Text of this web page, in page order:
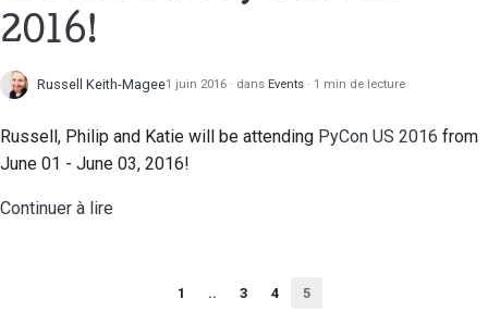
2016!
Russell Keith-Magee1 juin 2016 dans Events 1 min de lecture
Russell, Philip and Katie will be attending PyCon US 2016 from
June 01 - June 03, 2016!
Continuer à lire
1 .. 3 4 5